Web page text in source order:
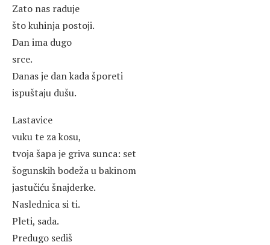
Zato nas raduje
što kuhinja postoji.
Dan ima dugo
srce.
Danas je dan kada šporeti
ispuštaju dušu.
Lastavice
vuku te za kosu,
tvoja šapa je griva sunca: set
šogunskih bodeža u bakinom
jastučiću šnajderke.
Naslednica si ti.
Pleti, sada.
Predugo sediš